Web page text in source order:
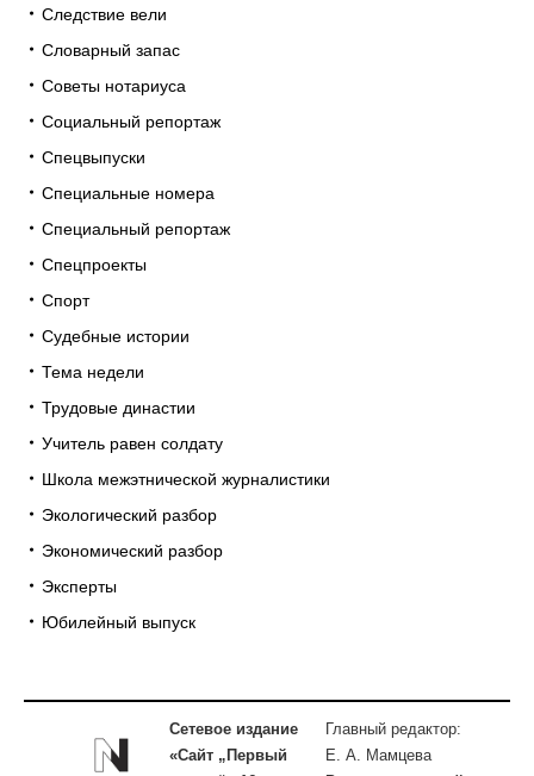
Следствие вели
Словарный запас
Советы нотариуса
Социальный репортаж
Спецвыпуски
Специальные номера
Специальный репортаж
Спецпроекты
Спорт
Судебные истории
Тема недели
Трудовые династии
Учитель равен солдату
Школа межэтнической журналистики
Экологический разбор
Экономический разбор
Эксперты
Юбилейный выпуск
Сетевое издание
«Сайт „Первый
Главный редактор:
Е. А. Мамцева